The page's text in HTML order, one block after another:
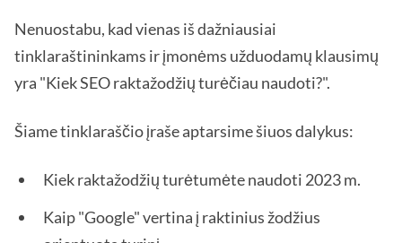
Nenuostabu, kad vienas iš dažniausiai
tinklaraštininkams ir įmonėms užduodamų klausimų
yra "Kiek SEO raktažodžių turėčiau naudoti?".
Šiame tinklaraščio įraše aptarsime šiuos dalykus:
Kiek raktažodžių turėtumėte naudoti 2023 m.
Kaip "Google" vertina į raktinius žodžius